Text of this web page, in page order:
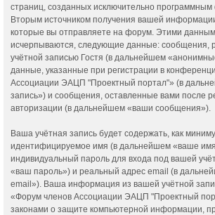
страниц, созданных исключительно программным
Вторым источником получения вашей
которые вы отправляете на форум. Этими
исчерпываются, следующие данные: сообщения,
учётной записью Гостя (в дальнейшем
данные, указанные при регистрации в
Ассоциации ЭАЦП "Проектный портал"» (в
запись») и сообщения, оставленные вами после
авторизации (в дальнейшем «ваши сообщения»).
Ваша учётная запись будет содержать, как
идентифицируемое имя (в дальнейшем «ваше имя
индивидуальный пароль для входа под вашей
«ваш пароль») и реальный адрес email (в
email»). Ваша информация из вашей учётной
«Форум членов Ассоциации ЭАЦП "Проектный
законами о защите компьютерной информации,